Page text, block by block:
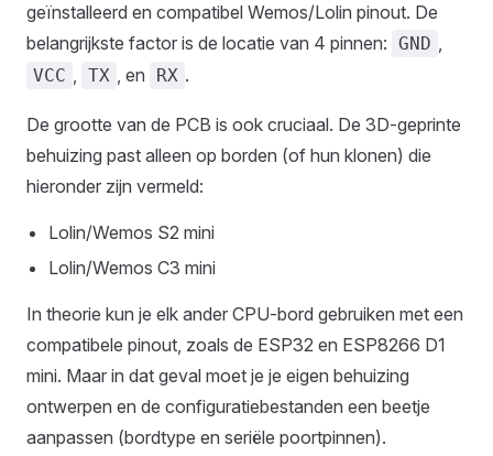
geïnstalleerd en compatibel Wemos/Lolin pinout. De
belangrijkste factor is de locatie van 4 pinnen: GND ,
VCC , TX , en RX .
De grootte van de PCB is ook cruciaal. De 3D-geprinte
behuizing past alleen op borden (of hun klonen) die
hieronder zijn vermeld:
Lolin/Wemos S2 mini
Lolin/Wemos C3 mini
In theorie kun je elk ander CPU-bord gebruiken met een
compatibele pinout, zoals de ESP32 en ESP8266 D1
mini. Maar in dat geval moet je je eigen behuizing
ontwerpen en de configuratiebestanden een beetje
aanpassen (bordtype en seriële poortpinnen).